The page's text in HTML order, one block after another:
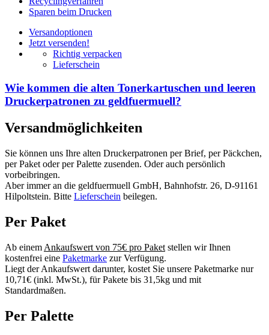
Sparen beim Drucken
Versandoptionen
Jetzt versenden!
Richtig verpacken
Lieferschein
Wie kommen die alten Tonerkartuschen und leeren
Druckerpatronen zu geldfuermuell?
Versandmöglichkeiten
Sie können uns Ihre alten Druckerpatronen per Brief, per Päckchen,
per Paket oder per Palette zusenden. Oder auch persönlich
vorbeibringen.
Aber immer an die geldfuermuell GmbH, Bahnhofstr. 26, D-91161
Hilpoltstein. Bitte Lieferschein beilegen.
Per Paket
Ab einem Ankaufswert von 75€ pro Paket stellen wir Ihnen
kostenfrei eine Paketmarke zur Verfügung.
Liegt der Ankaufswert darunter, kostet Sie unsere Paketmarke nur
10,71€ (inkl. MwSt.), für Pakete bis 31,5kg und mit
Standardmaßen.
Per Palette